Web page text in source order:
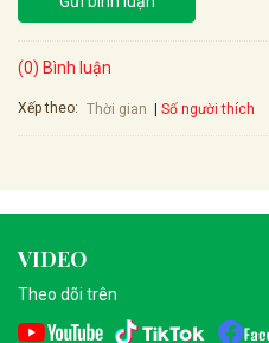
(0) Bình luận
Xếp theo: Thời gian Số người thích
VIDEO
Theo dõi trên